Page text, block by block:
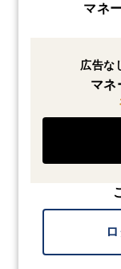
マネ
広告な
マネ